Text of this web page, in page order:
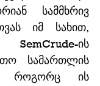
სამმხრივ
იმ სახით,
ის
სამართლის
როგორც ის